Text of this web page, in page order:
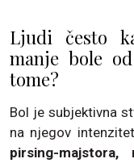
Ljudi često
manje bole
tome?
Bol je subjektivna
na njegov
pirsing-